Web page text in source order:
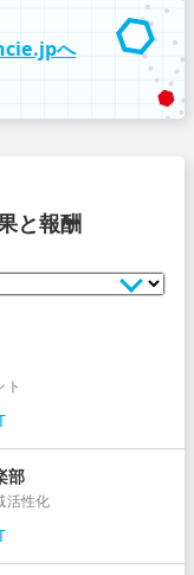
へ
と報酬
ト
部
活性化